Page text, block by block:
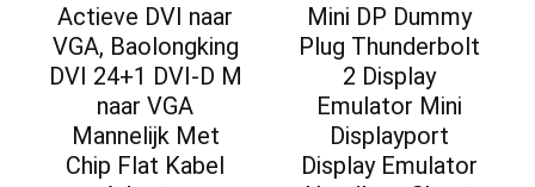
Actieve DVI naar
VGA, Baolongking
DVI 24+1 DVI-D M
naar VGA
Mannelijk Met
Chip Flat Kabel
Mini DP Dummy
Plug Thunderbolt
2 Display
Emulator Mini
Displayport
Display Emulator